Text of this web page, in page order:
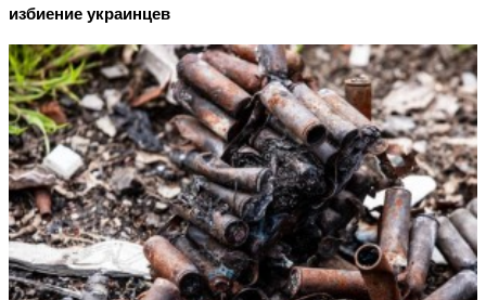
избиение украинцев